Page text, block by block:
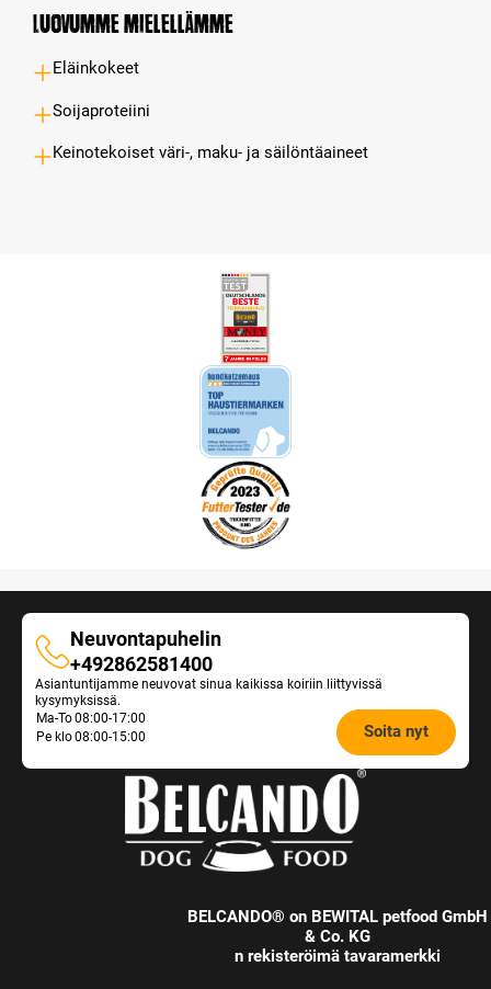
Luovumme mielellämme
Eläinkokeet
Soijaproteiini
Keinotekoiset väri-, maku- ja säilöntäaineet
Neuvontapuhelin
Neuvontapuhelin
+492862581400
Asiantuntijamme neuvovat sinua kaikissa koiriin liittyvissä
kysymyksissä.
Opening
Ma-To08:00-17:00
Pe klo08:00-15:00 Soita nyt
BELCANDO® on BEWITAL petfood GmbH
& Co. KG
n rekisteröimä tavaramerkki